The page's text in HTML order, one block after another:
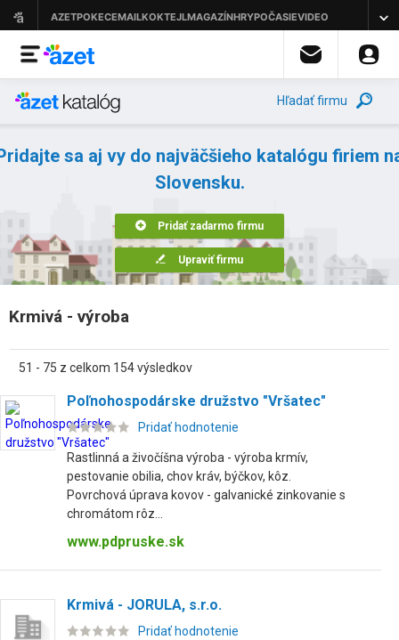
Hľadať firmu
sa aj vy do najväčšieho katalógu firiem
Slovensku.
Pridať zadarmo firmu
Upraviť firmu
Krmivá - výroba
51 - 75 z celkom 154 výsledkov
Poľnohospodárske družstvo "Vršatec"
Pridať hodnotenie
Rastlinná a živočíšna výroba - výroba krmív,
pestovanie obilia, chov kráv, býčkov, kôz.
Povrchová úprava kovov - galvanické zinkovanie s
chromátom rôz...
www.pdpruske.sk
Krmivá - JORULA, s.r.o.
Pridať hodnotenie